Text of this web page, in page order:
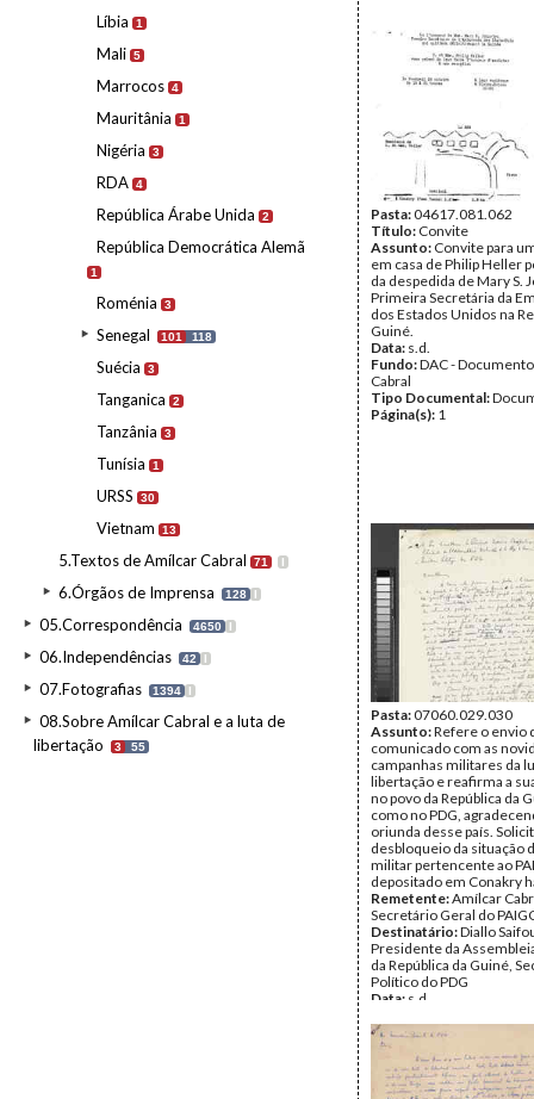
Líbia 1
Mali 5
Marrocos 4
Mauritânia 1
Nigéria 3
RDA 4
República Árabe Unida 2
República Democrática Alemã
1
Roménia 3
Senegal 101 118
Suécia 3
Tanganica 2
Tanzânia 3
Tunísia 1
URSS 30
Vietnam 13
5.Textos de Amílcar Cabral 71 I
6.Órgãos de Imprensa 128 I
05.Correspondência 4650 I
06.Independências 42 I
07.Fotografias 1394 I
08.Sobre Amílcar Cabral e a luta de
libertação
3 55
Pasta:04617.081.062
Título: Convite
Assunto: Convite para
em casa de Philip Heller
da despedida de Mary S.
Primeira Secretária da
dos Estados Unidos na
Guiné.
Data: s.d.
Fundo:DAC -
Cabral
Tipo Documental:
Página(s): 1
Pasta:07060.029.030
Assunto:Refere o envio
comunicado com as
campanhas militares da
libertação e reafirma a
no povo da República da
como no PDG,
oriunda desse país.
desbloqueio da situação
militar pertencente ao
depositado em Conakry
Remetente:Amílcar
Secretário Geral do
Destinatário:Diallo
Presidente da
da República da Guiné,
Político do PDG
Data: s.d.
Cabral
Tipo Documental:
Página(s):2